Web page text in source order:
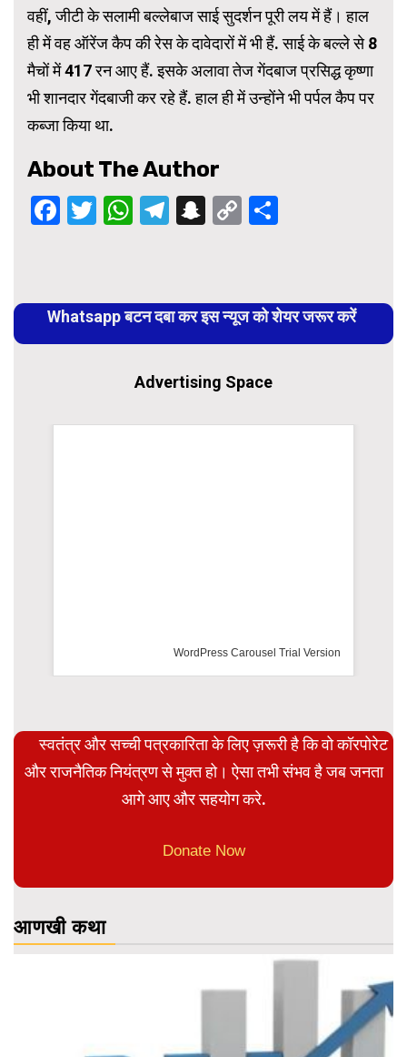
वहीं, जीटी के सलामी बल्लेबाज साई सुदर्शन पूरी लय में हैं। हाल
ही में वह ऑरेंज कैप की रेस के दावेदारों में भी हैं. साई के बल्ले से 8
मैचों में 417 रन आए हैं. इसके अलावा तेज गेंदबाज प्रसिद्ध कृष्णा
भी शानदार गेंदबाजी कर रहे हैं. हाल ही में उन्होंने भी पर्पल कैप पर
कब्जा किया था.
About The Author
Facebook
Twitter
WhatsApp
Telegram
Snapchat
Copy
Reading
Whatsapp बटन दबा कर इस न्यूज को शेयर जरूर करें
Advertising Space
WordPress Carousel Trial Version
स्वतंत्र और सच्ची पत्रकारिता के लिए ज़रूरी है कि वो कॉरपोरेट
और राजनैतिक नियंत्रण से मुक्त हो। ऐसा तभी संभव है जब जनता
आगे आए और सहयोग करे.
Donate Now
आणखी कथा